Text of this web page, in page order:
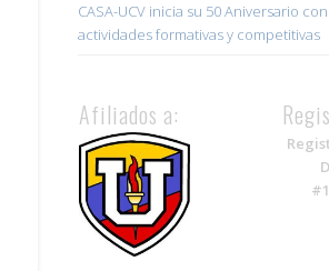
CASA-UCV inicia su 50 Aniversario
actividades formativas y competitivas
Afiliados a: